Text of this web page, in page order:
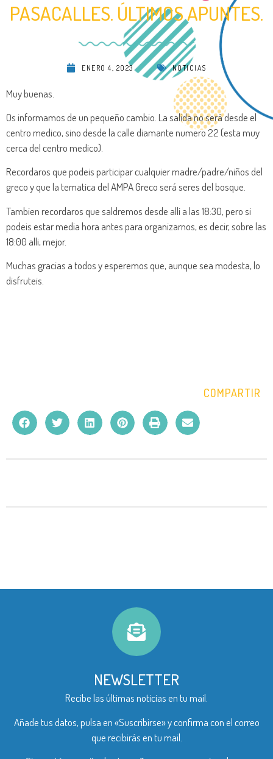
PASACALLES. ÚLTIMOS APUNTES.
ENERO 4, 2023 NOTICIAS
Muy buenas.
Os informamos de un pequeño cambio. La salida no será desde el
centro medico, sino desde la calle diamante numero 22 (esta muy
cerca del centro medico).
Recordaros que podeis participar cualquier madre/padre/niños del
greco y que la tematica del AMPA Greco será seres del bosque.
Tambien recordaros que saldremos desde alli a las 18:30, pero si
podeis estar media hora antes para organizarnos, es decir, sobre las
18:00 alli, mejor.
Muchas gracias a todos y esperemos que, aunque sea modesta, lo
disfruteis.
COMPARTIR
NEWSLETTER
Recibe las últimas noticias en tu mail.
Añade tus datos, pulsa en «Suscribirse» y confirma con el correo
que recibirás en tu mail.